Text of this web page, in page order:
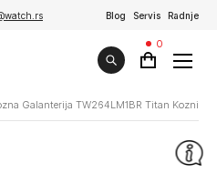
Blog Servis Radnje
0
Galanterija TW264LM1BR Titan Kozni